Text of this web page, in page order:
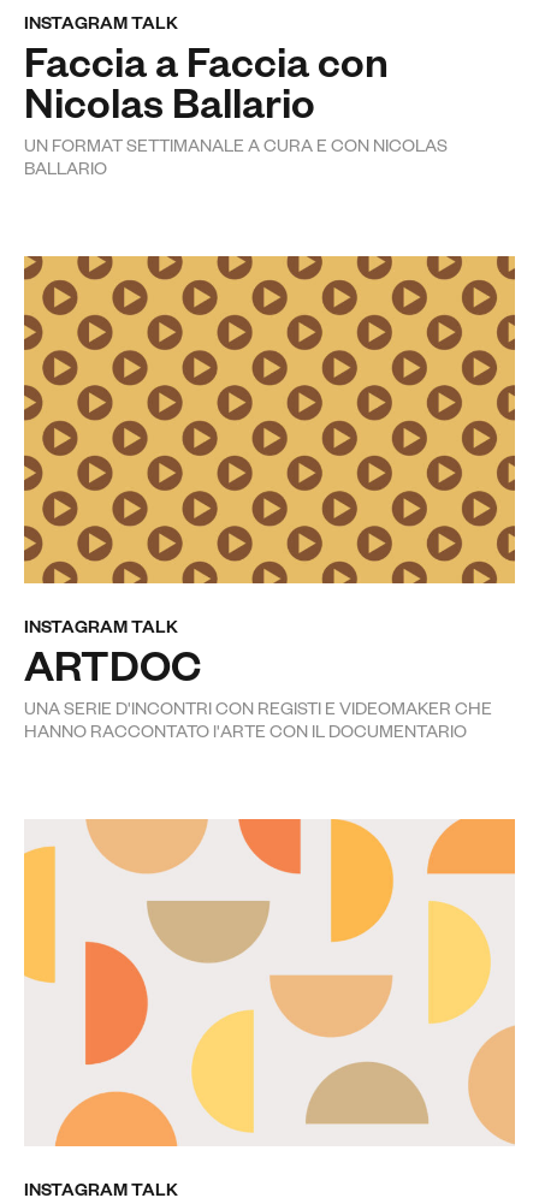
INSTAGRAM TALK
Faccia a Faccia con
Nicolas Ballario
UN FORMAT SETTIMANALE A CURA E CON NICOLAS
BALLARIO
INSTAGRAM TALK
ARTDOC
UNA SERIE D'INCONTRI CON REGISTI E VIDEOMAKER CHE
HANNO RACCONTATO l'ARTE CON IL DOCUMENTARIO
INSTAGRAM TALK